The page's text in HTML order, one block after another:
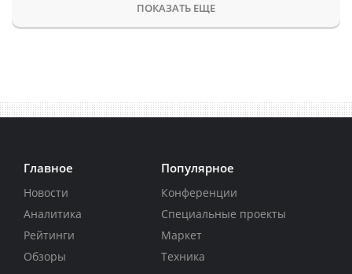
ПОКАЗАТЬ ЕЩЕ
Главное
Новости
Аналитика
Рейтинги
Обзоры
Популярное
Конференции
Специальные проекты
Маркет
Техника